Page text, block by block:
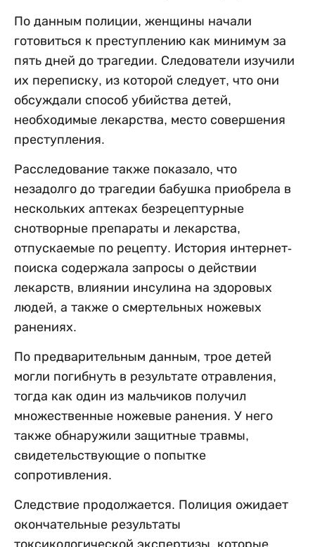
По данным полиции, женщины начали
готовиться к преступлению как минимум за
пять дней до трагедии. Следователи изучили
их переписку, из которой следует, что они
обсуждали способ убийства детей,
необходимые лекарства, место совершения
преступления.
Расследование также показало, что
незадолго до трагедии бабушка приобрела в
нескольких аптеках безрецептурные
снотворные препараты и лекарства,
отпускаемые по рецепту. История интернет-
поиска содержала запросы о действии
лекарств, влиянии инсулина на здоровых
людей, а также о смертельных ножевых
ранениях.
По предварительным данным, трое детей
могли погибнуть в результате отравления,
тогда как один из мальчиков получил
множественные ножевые ранения. У него
также обнаружили защитные травмы,
свидетельствующие о попытке
сопротивления.
Следствие продолжается. Полиция ожидает
окончательные результаты